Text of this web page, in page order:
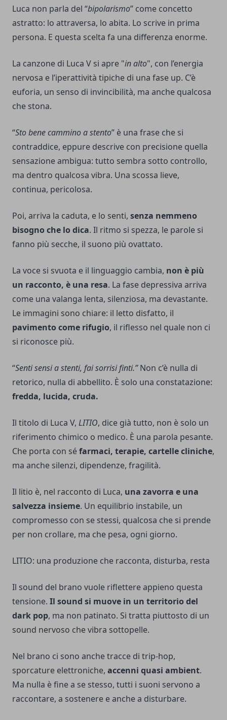
Luca non parla del “bipolarismo” come concetto
astratto: lo attraversa, lo abita. Lo scrive in prima
persona. E questa scelta fa una differenza enorme.
La canzone di Luca V si apre "in alto", con l’energia
nervosa e l’iperattività tipiche di una fase up. C’è
euforia, un senso di invincibilità, ma anche qualcosa
che stona.
“Sto bene cammino a stento” è una frase che si
contraddice, eppure descrive con precisione quella
sensazione ambigua: tutto sembra sotto controllo,
ma dentro qualcosa vibra. Una scossa lieve,
continua, pericolosa.
Poi, arriva la caduta, e lo senti, senza nemmeno
bisogno che lo dica. Il ritmo si spezza, le parole si
fanno più secche, il suono più ovattato.
La voce si svuota e il linguaggio cambia, non è più
un racconto, è una resa. La fase depressiva arriva
come una valanga lenta, silenziosa, ma devastante.
Le immagini sono chiare: il letto disfatto, il
pavimento come rifugio, il riflesso nel quale non ci
si riconosce più.
“Senti sensi a stenti, fai sorrisi finti.”Non c’è nulla di
retorico, nulla di abbellito. È solo una constatazione:
fredda, lucida, cruda.
Il titolo di Luca V, LITIO, dice già tutto, non è solo un
riferimento chimico o medico. È una parola pesante.
Che porta con séfarmaci, terapie, cartelle cliniche,
ma anche silenzi, dipendenze, fragilità.
Il litio è, nel racconto di Luca, una zavorra e una
salvezza insieme. Un equilibrio instabile, un
compromesso con se stessi, qualcosa che si prende
per non crollare, ma che pesa, ogni giorno.
LITIO: una produzione che racconta, disturba, resta
Il sound del brano vuole riflettere appieno questa
tensione. Il sound si muove in un territorio del
dark pop, ma non patinato. Si tratta piuttosto di un
sound nervoso che vibra sottopelle.
Nel brano ci sono anche tracce di trip-hop,
sporcature elettroniche, accenni quasi ambient.
Ma nulla è fine a se stesso, tutti i suoni servono a
raccontare, a sostenere e anche a disturbare.